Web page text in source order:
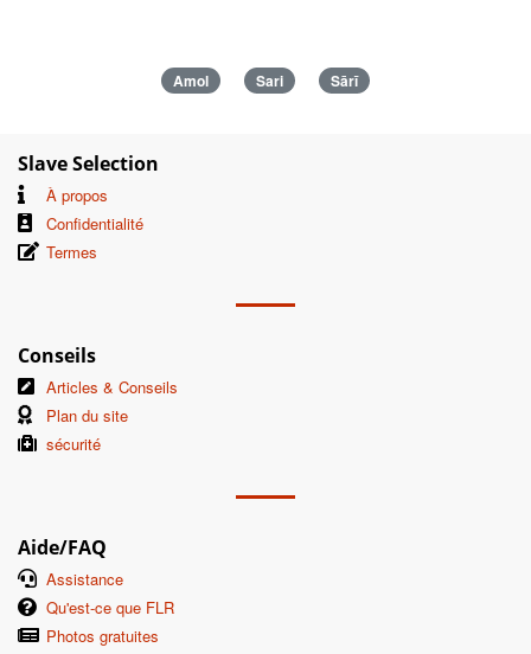
Amol Sari Sārī
Slave Selection
À propos
Confidentialité
Termes
Conseils
Articles & Conseils
Plan du site
sécurité
Aide/FAQ
Assistance
Qu'est-ce que FLR
Photos gratuites